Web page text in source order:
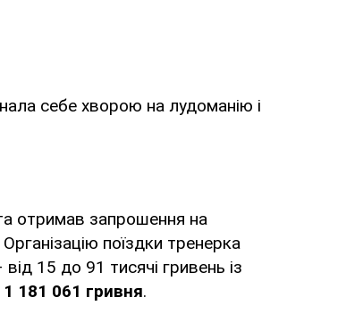
себе хворою на лудоманію і
отримав запрошення на
поїздки тренерка
15 до 91 тисячі гривень із
181 061 гривня.